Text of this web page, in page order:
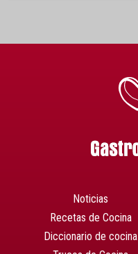
Noticias
Recetas de Cocina
Diccionario de cocina